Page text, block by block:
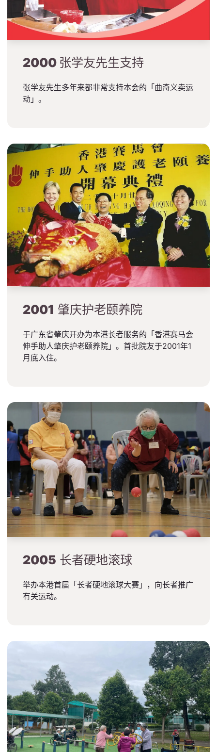
2000 张学友先生支持
张学友先生多年来都非常支持本会的「曲奇义卖运
动」。
2001 肇庆护老颐养院
于广东省肇庆开办为本港长者服务的「香港赛马会
伸手助人肇庆护老颐养院」。首批院友于2001年1
月底入住。
2005 长者硬地滚球
举办本港首届「长者硬地滚球大赛」，向长者推广
有关运动。